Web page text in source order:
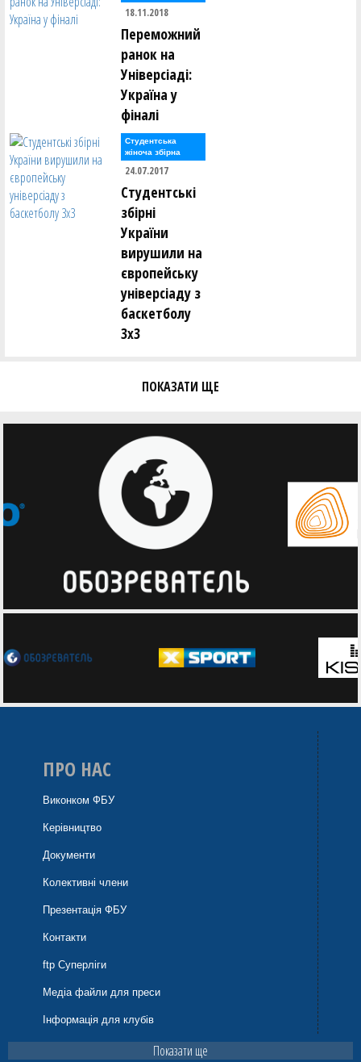
18.11.2018
Переможний
ранок на
Універсіаді:
Україна у
фіналі
Студентська
жіноча збірна
24.07.2017
Студентські
збірні
України
вирушили на
європейську
універсіаду з
баскетболу
3х3
ПОКАЗАТИ ЩЕ
ПРО НАС
Виконком ФБУ
Керівництво
Документи
Колективні члени
Презентація ФБУ
Контакти
ftp Суперліги
Медіа файли для преси
Інформація для клубів
Показати ще